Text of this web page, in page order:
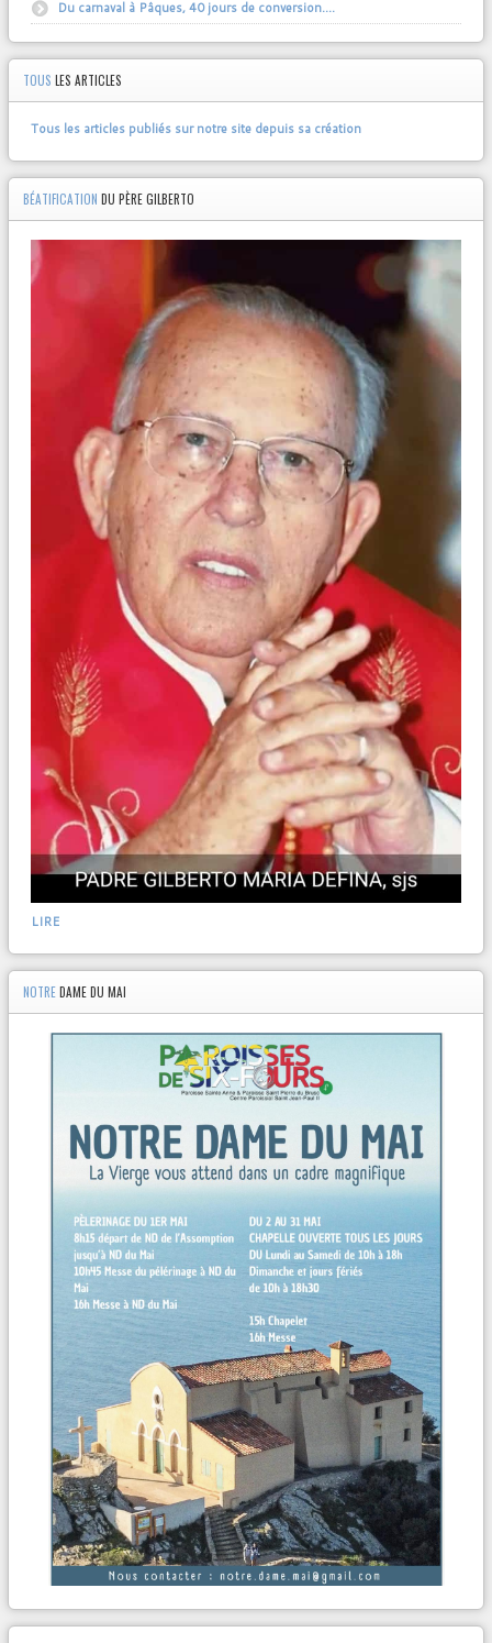
Du carnaval à Pâques, 40 jours de conversion….
TOUS LES ARTICLES
Tous les articles publiés sur notre site depuis sa création
BÉATIFICATION DU PÈRE GILBERTO
LIRE
NOTREDAME DU MAI